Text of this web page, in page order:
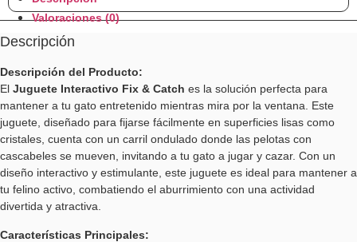
Valoraciones (0)
Descripción
Descripción del Producto:
El Juguete Interactivo Fix & Catch es la solución perfecta para
mantener a tu gato entretenido mientras mira por la ventana. Este
juguete, diseñado para fijarse fácilmente en superficies lisas como
cristales, cuenta con un carril ondulado donde las pelotas con
cascabeles se mueven, invitando a tu gato a jugar y cazar. Con un
diseño interactivo y estimulante, este juguete es ideal para mantener a
tu felino activo, combatiendo el aburrimiento con una actividad
divertida y atractiva.
Características Principales: